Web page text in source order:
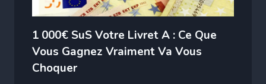
1 000€ SuS Votre Livret A : Ce Que
Vous Gagnez Vraiment Va Vous
Choquer